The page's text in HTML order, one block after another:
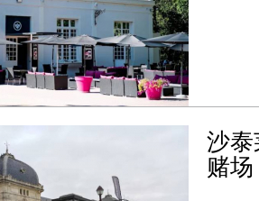
沙泰
赌场